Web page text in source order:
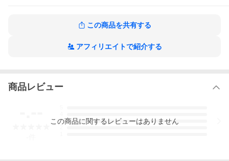
この商品を共有する
アフィリエイトで紹介する
商品レビュー
3
この商品に関するレビューはありません